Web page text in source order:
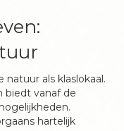
als klaslokaal.
biedt vanaf de
hartelijk